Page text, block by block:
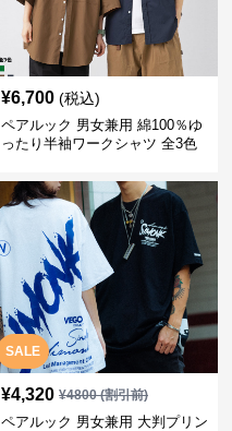
¥6,700 (税込)
ペアルック 男女兼用 綿100％ゆ
ったり半袖ワークシャツ 全3色
SALE
¥4,320 ¥4800(割引前)
ペアルック 男女兼用 大判プリン